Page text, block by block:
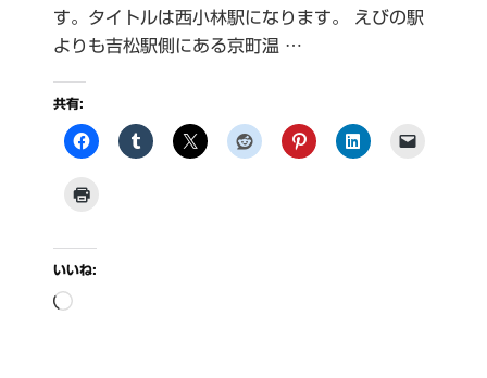
す。タイトルは西小林駅になります。 えびの駅
よりも吉松駅側にある京町温 …
共有:
いいね:
読